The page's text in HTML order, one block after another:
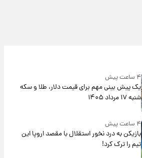
۴ ساعت پیش
یک پیش ‌بینی مهم برای قیمت دلار، طلا و سکه
شنبه ۱۷ مرداد ۱۴۰۵
۴ ساعت پیش
بازیکن به درد نخور استقلال با مقصد اروپا این
تیم را ترک کرد!